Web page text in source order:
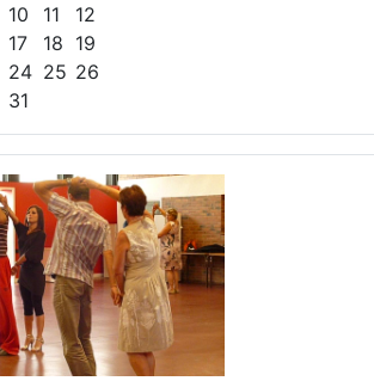
10 11
12
17 18 19
24 25 26
31